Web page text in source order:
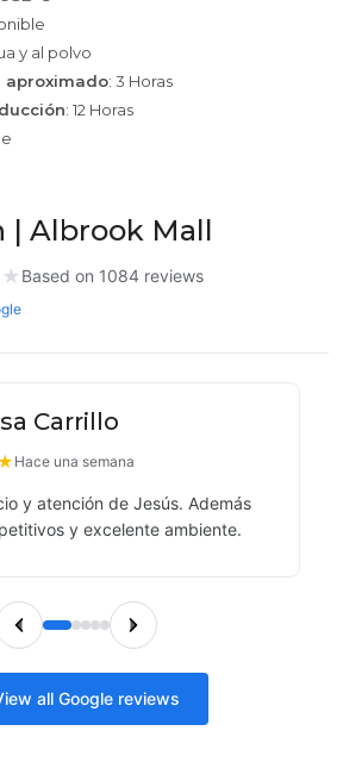
y al polvo
aproximado: 3 Horas
: 12 Horas
| Albrook Mall
★ Based on 1084 reviews
Carrillo
Hace una semana
y atención de Jesús. Además
y excelente ambiente.
all Google reviews